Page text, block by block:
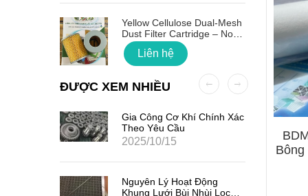
Bông
Yellow Cellulose Dual-Mesh
Dust Filter Cartridge – No
Gasket
Liên hệ
ĐƯỢC XEM NHIỀU
Gia Công Cơ Khí Chính Xác
Theo Yêu Cầu
2025/10/15
Nguyên Lý Hoạt Động
Khung Lưới Bùi Nhùi Lọc